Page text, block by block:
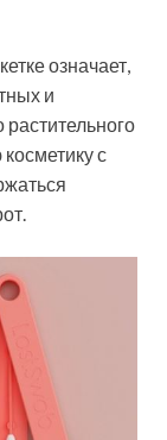
означает,
и
с